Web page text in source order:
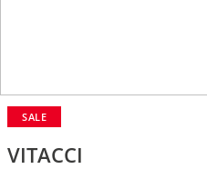
SALE
VITACCI